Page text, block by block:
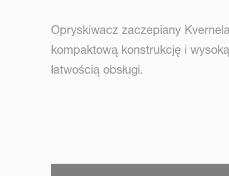
Opryskiwacz zaczepiany
kompaktową konstrukcję i
łatwością obsługi.